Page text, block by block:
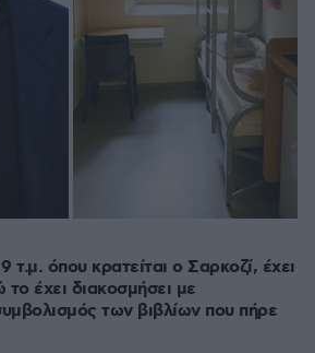
όπου κρατείται ο Σαρκοζί, έχει
έχει διακοσμήσει με
των βιβλίων που πήρε